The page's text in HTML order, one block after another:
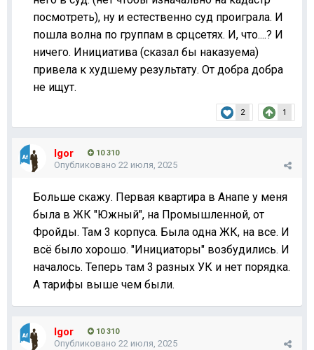
посмотреть), ну и естественно суд проиграла. И
пошла волна по группам в срцсетях. И, что....? И
ничего. Инициатива (сказал бы наказуема)
привела к худшему результату. От добра добра
не ищут.
2 1
Igor 10 310
Опубликовано 22 июля, 2025
Больше скажу. Первая квартира в Анапе у меня
была в ЖК "Южный", на Промышленной, от
Фройды. Там 3 корпуса. Была одна ЖК, на все. И
всё было хорошо. "Инициаторы" возбудились. И
началось. Теперь там 3 разных УК и нет порядка.
А тарифы выше чем были.
Igor 10 310
Опубликовано 22 июля, 2025